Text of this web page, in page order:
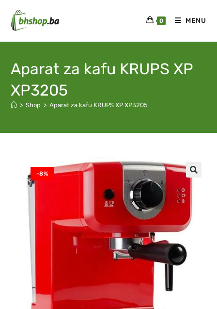
0 MENU
Aparat za kafu KRUPS XP
XP3205
> Shop > Aparat za kafu KRUPS XP XP3205
-8%